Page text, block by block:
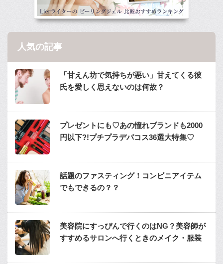
人気の記事
「甘えん坊で気持ちが悪い」甘えてくる彼
氏を愛しく思えないのは何故？
プレゼントにも♡あの憧れブランドも2000
円以下?!プチプラデパコス36選大特集♡
話題のファスティング！コンビニアイテム
でもできるの？？
美容院にすっぴんで行くのはNG？美容師が
すすめるサロンへ行くときのメイク・服装